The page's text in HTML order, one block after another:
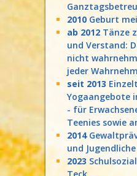
2010 Geburt
ab 2012 Tänze
und Verstand:
nicht
jeder
seit 2013
Yogaangebote
- für
Teenies sowie
2014
und Jugendliche
2023